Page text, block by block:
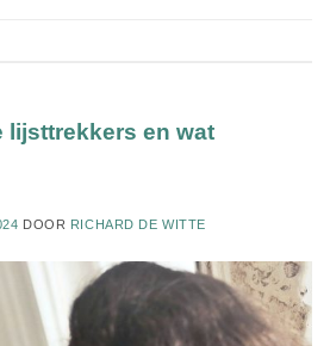
lijsttrekkers en wat
DOOR RICHARD DE WITTE